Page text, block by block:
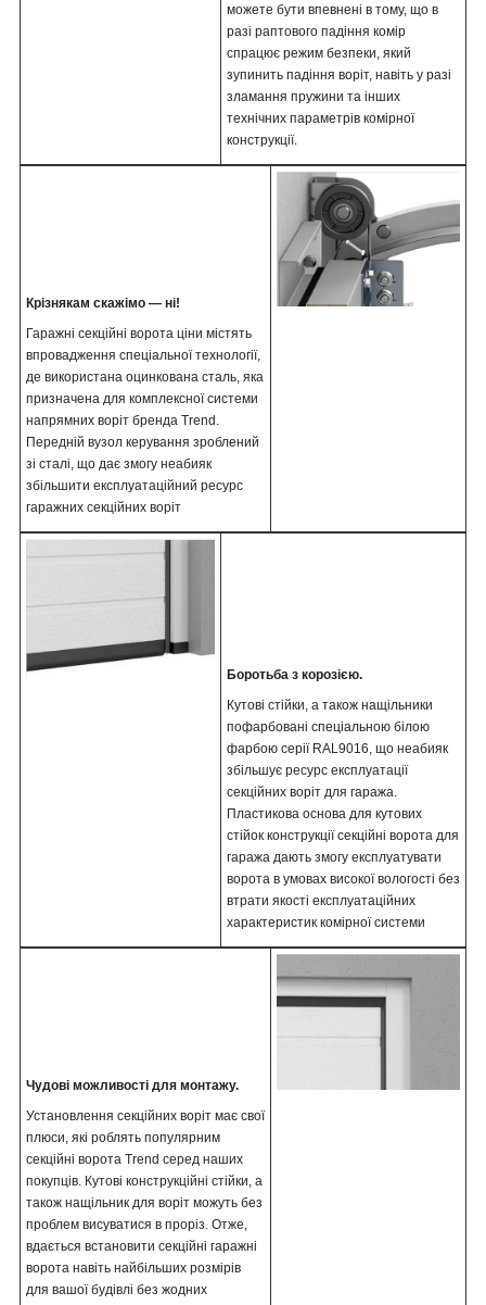
можете бути впевнені в тому, що в
разі раптового падіння комір
спрацює режим безпеки, який
зупинить падіння воріт, навіть у разі
зламання пружини та інших
технічних параметрів комірної
конструкції.
Крізнякам скажімо — ні!
Гаражні секційні ворота ціни містять
впровадження спеціальної технології,
де використана оцинкована сталь, яка
призначена для комплексної системи
напрямних воріт бренда Trend.
Передній вузол керування зроблений
зі сталі, що дає змогу неабияк
збільшити експлуатаційний ресурс
гаражних секційних воріт
Боротьба з корозією.
Кутові стійки, а також нащільники
пофарбовані спеціальною білою
фарбою серії RAL9016, що неабияк
збільшує ресурс експлуатації
секційних воріт для гаража.
Пластикова основа для кутових
стійок конструкції секційні ворота для
гаража дають змогу експлуатувати
ворота в умовах високої вологості без
втрати якості експлуатаційних
характеристик комірної системи
Чудові можливості для монтажу.
Установлення секційних воріт має свої
плюси, які роблять популярним
секційні ворота Trend серед наших
покупців. Кутові конструкційні стійки, а
також нащільник для воріт можуть без
проблем висуватися в проріз. Отже,
вдається встановити секційні гаражні
ворота навіть найбільших розмірів
для вашої будівлі без жодних